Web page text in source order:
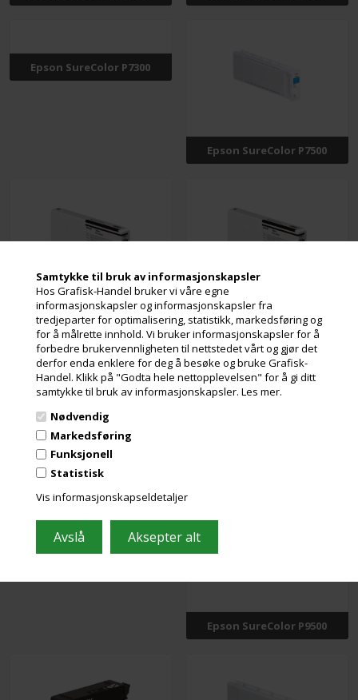
Samtykke til bruk av informasjonskapsler
Hos Grafisk-Handel bruker vi våre egne
informasjonskapsler og informasjonskapsler fra
tredjeparter for optimalisering, statistikk, markedsføring og
for å målrette innhold. Vi bruker informasjonskapsler for å
forbedre brukervennligheten til nettstedet vårt og gjør det
derfor enda enklere for deg å besøke og bruke Grafisk-
Handel. Klikk på "Godta hele nettopplevelsen" for å gi ditt
samtykke til bruk av informasjonskapsler. Les mer.
Nødvendig
Markedsføring
Funksjonell
Statistisk
Vis informasjonskapseldetaljer
Epson SureColor P7300
Epson SureColor P7500
Epson SureColor P8000 Epson SureColor P8500D
Epson SureColor P8500DL
Epson SureColor P9300
Epson SureColor P9500